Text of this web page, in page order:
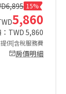
6,895 15%
5,860
TWD5,860
供|含稅服務費
房價明細